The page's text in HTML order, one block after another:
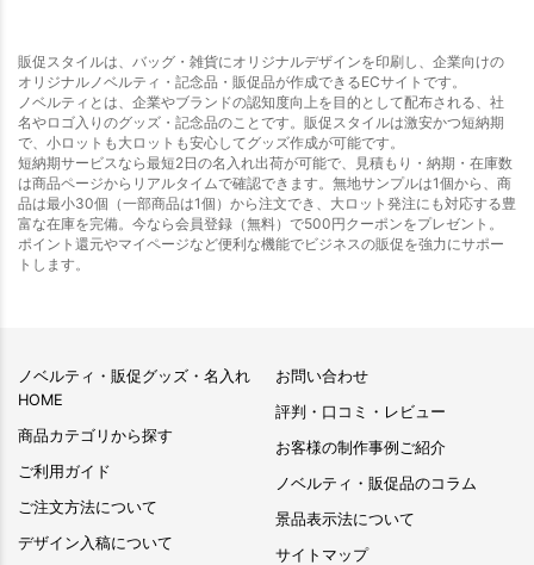
販促スタイルは、バッグ・雑貨にオリジナルデザインを印刷し、企業向けの
オリジナルノベルティ・記念品・販促品が作成できるECサイトです。
ノベルティとは、企業やブランドの認知度向上を目的として配布される、社
名やロゴ入りのグッズ・記念品のことです。販促スタイルは激安かつ短納期
で、小ロットも大ロットも安心してグッズ作成が可能です。
短納期サービスなら最短2日の名入れ出荷が可能で、見積もり・納期・在庫数
は商品ページからリアルタイムで確認できます。無地サンプルは1個から、商
品は最小30個（一部商品は1個）から注文でき、大ロット発注にも対応する豊
富な在庫を完備。今なら会員登録（無料）で500円クーポンをプレゼント。
ポイント還元やマイページなど便利な機能でビジネスの販促を強力にサポー
トします。
ノベルティ・販促グッズ・名入れ
HOME
商品カテゴリから探す
ご利用ガイド
ご注文方法について
デザイン入稿について
お問い合わせ
評判・口コミ・レビュー
お客様の制作事例ご紹介
ノベルティ・販促品のコラム
景品表示法について
サイトマップ